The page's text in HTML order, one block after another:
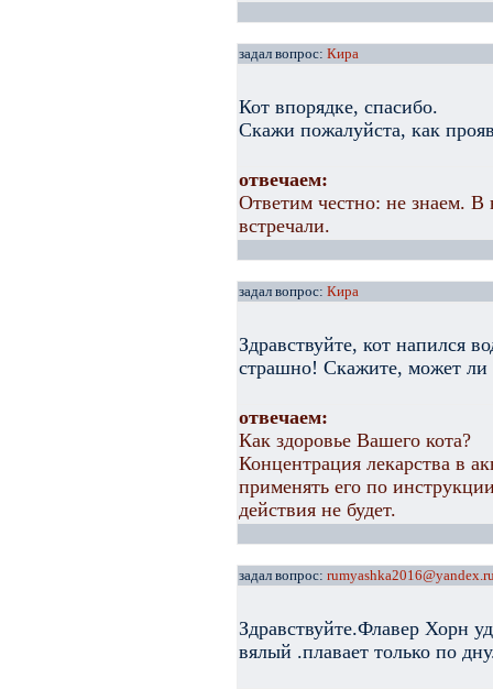
задал вопрос: Кира
Кот впорядке, спасибо.
Скажи пожалуйста, как
отвечаем:
Ответим честно: не знаем.
встречали.
задал вопрос: Кира
Здравствуйте, кот напился
страшно! Скажите, может ли
отвечаем:
Как здоровье Вашего кота?
Концентрация лекарства в
применять его по
действия не будет.
задал вопрос:
Здравствуйте.Флавер Хорн
вялый .плавает только по